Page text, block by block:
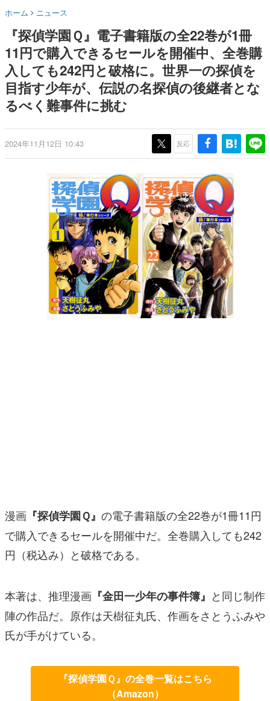
名作ゲームクリエイターの方々に製作時のエピソードをお
きます。
赫本
この物語を解いてはいけない。『赫本』は、〈試験問題〉
の形をした短編ホラー小説集です。
新世代に訊く
これからのデジタルゲーム市場を担う若きクリエイター達
ゲーム世代の作家たち
ゲームに多大な影響を受けた作家さんに取材し、ゲームが
画です。
日本モバイルゲーム産業史
日本のモバイルゲーム史における主要なトピック・タイト
ルを網羅するほか、開発者へのインタビューや識者による
解説を掲載。約20年の歴史が一望できる決定版！
若ゲのいたり〜ゲームクリエイターの青春〜
『うつヌケ』『ペンと箸』等で知られるマンガ家・田中圭
一先生によるゲーム業界レポートマンガです。
なんでゲームは面白い？
ゲーム開発者・hamatsu氏がゲームの魅力を画面や操作の
具体的な形から解き明かしていく、硬派で骨太な評論連載
その他
電ファミニコゲーマーとは？
没入型のホラー体験も楽しめる
ホーム ニュース
『探偵学園Ｑ』電子書籍版の全22巻が1冊
11円で購入できるセールを開催中、全巻購
入しても242円と破格に。世界一の探偵を
目指す少年が、伝説の名探偵の後継者とな
るべく難事件に挑む
2024年11月12日 10:43 反応
漫画 『探偵学園Ｑ』 の電子書籍版の全22巻が1冊11円
で購入できるセールを開催中だ。全巻購入しても242
円（税込み）と破格である。
本著は、推理漫画 『金田一少年の事件簿』 と同じ制作
陣の作品だ。原作は天樹征丸氏、作画をさとうふみや
氏が手がけている。
『探偵学園Ｑ』の全巻一覧はこちら
（Amazon）